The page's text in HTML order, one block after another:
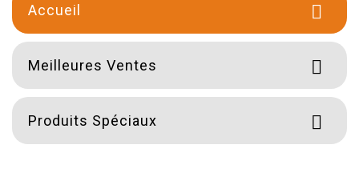
Accueil 
Meilleures Ventes 
Produits Spéciaux 